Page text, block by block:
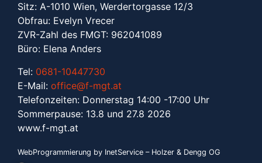
Sitz: A-1010 Wien, Werdertorgasse 12/3
Obfrau: Evelyn Vrecer
ZVR-Zahl des FMGT: 962041089
Büro: Elena Anders
Tel: 0681-10447730
E-Mail: office@f-mgt.at
Telefonzeiten: Donnerstag 14:00 -17:00 Uhr
Sommerpause: 13.8 und 27.8 2026
www.f-mgt.at
WebProgrammierung by InetService – Holzer & Dengg OG